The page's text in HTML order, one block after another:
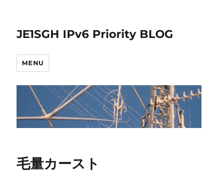
JE1SGH IPv6 Priority BLOG
MENU
毛量カースト